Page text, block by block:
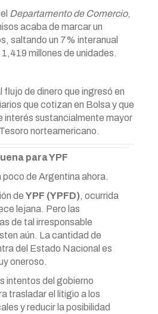
Departamento de Comercio,
acaba de marcar un
saltando un 7% interanual
millones de unidades.
de dinero que ingresó en
que cotizan en Bolsa y que
interés sustancialmente mayor
norteamericano.
para YPF
poco de Argentina ahora.
de YPF (YPFD), ocurrida
lejana. Pero las
de tal irresponsable
aún. La cantidad de
del Estado Nacional es
oneroso.
intentos del gobierno
trasladar el litigio a los
y reducir la posibilidad